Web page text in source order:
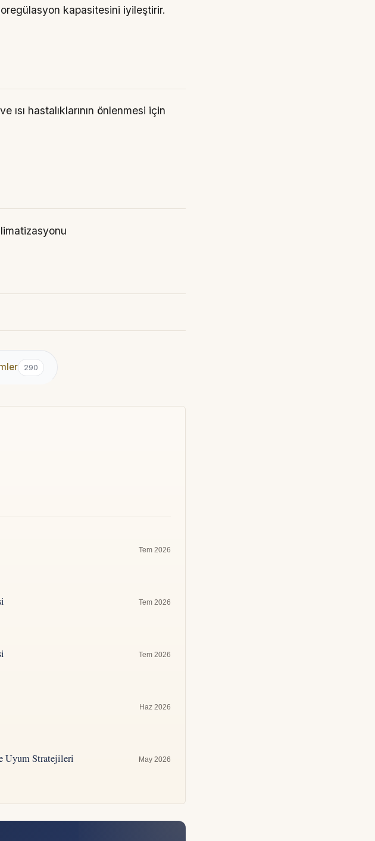
kapasitesini iyileştirir.
ısı hastalıklarının önlenmesi için
290
Tem 2026
Tem 2026
Tem 2026
Haz 2026
Uyum Stratejileri May 2026